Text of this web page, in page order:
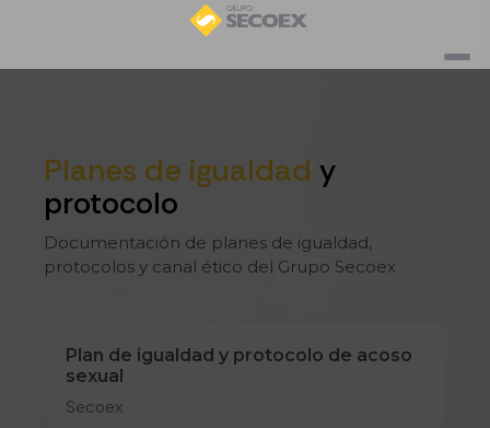
Planes de igualdad y
protocolo
Documentación de planes de igualdad,
protocolos y canal ético del Grupo Secoex
Plan de igualdad y protocolo de acoso
sexual
Secoex